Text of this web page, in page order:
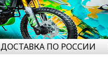
ДОСТАВКА ПО РОССИИ